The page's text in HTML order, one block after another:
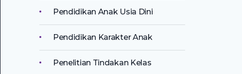
Pendidikan Anak Usia Dini
Pendidikan Karakter Anak
Penelitian Tindakan Kelas